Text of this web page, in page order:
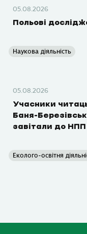
05.08.2026
Польові
Наукова діяльність
05.08.2026
Учасники
Баня-
завітали до
Еколого-освітня